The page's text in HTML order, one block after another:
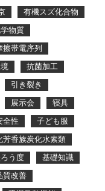
有機スズ化合物
物質
擦帯電序列
抗菌加工
引き裂き
展示会
寝具
全性
子ども服
芳香族炭化水素類
う度
基礎知識
質改善